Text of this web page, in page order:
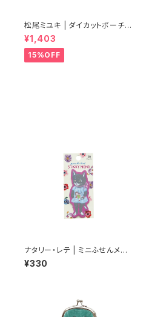
松尾ミユキ | ダイカットポーチ
ペール | Diecut pouch Perle
¥1,403
15%OFF
ナタリー・レテ | ミニふせんメモ
ブラックキャット | Mini Sticky
memo Black cat
¥330